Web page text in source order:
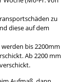
zu
diese auf dem
bis 2200mm
Ab 2200 mm